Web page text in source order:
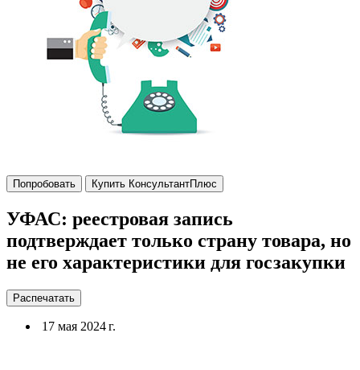
Попробовать Купить КонсультантПлюс
УФАС: реестровая запись
подтверждает только страну товара, но
не его характеристики для госзакупки
Распечатать
17 мая 2024 г.